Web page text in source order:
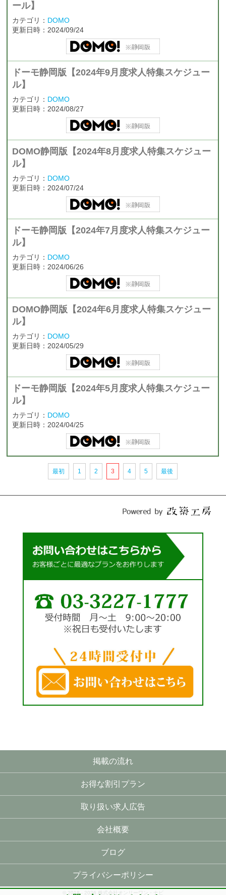
ール】
カテゴリ： DOMO
更新日時：2024/09/24
ドーモ静岡版【2024年9月度求人特集スケジュー
ル】
カテゴリ： DOMO
更新日時：2024/08/27
DOMO静岡版【2024年8月度求人特集スケジュー
ル】
カテゴリ： DOMO
更新日時：2024/07/24
ドーモ静岡版【2024年7月度求人特集スケジュー
ル】
カテゴリ： DOMO
更新日時：2024/06/26
DOMO静岡版【2024年6月度求人特集スケジュー
ル】
カテゴリ： DOMO
更新日時：2024/05/29
ドーモ静岡版【2024年5月度求人特集スケジュー
ル】
カテゴリ： DOMO
更新日時：2024/04/25
最初 1 2 3 4 5 最後
掲載の流れ
お得な割引プラン
取り扱い求人広告
会社概要
ブログ
プライバシーポリシー
© 2018 - 2026 株式会社オンリーワン・ナビ